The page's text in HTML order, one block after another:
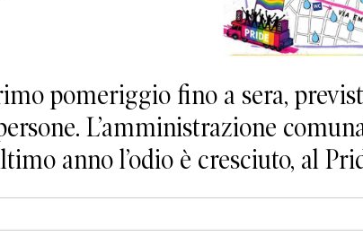
pomeriggio fino a sera,
L’amministrazione
anno l’odio è cresciuto, al